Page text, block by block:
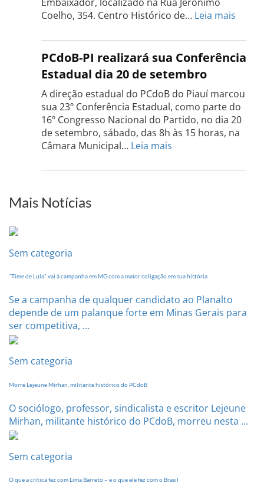
setembro
Coelho, 354. Centro Histórico de… Leia mais
do
PCdoB
do
Sul
dia
PCdoB-PI realizará sua Conferência
Estadual dia 20 de setembro
A direção estadual do PCdoB do Piauí marcou
sua 23º Conferência Estadual, como parte do
16º Congresso Nacional do Partido, no dia 20
de setembro, sábado, das 8h às 15 horas, na
Câmara Municipal… Leia mais
PI
setembro
Mais Notícias
Sem categoria
“Time de Lula” vai à campanha em MG com a maior coligação em sua história
Se a campanha de qualquer candidato ao Planalto
depende de um palanque forte em Minas Gerais para
ser competitiva, ...
Sem categoria
Morre Lejeune Mirhan, militante histórico do PCdoB
O sociólogo, professor, sindicalista e escritor Lejeune
Mirhan, militante histórico do PCdoB, morreu nesta ...
Sem categoria
O que a crítica fez com Lima Barreto – e o que ele fez com o Brasil